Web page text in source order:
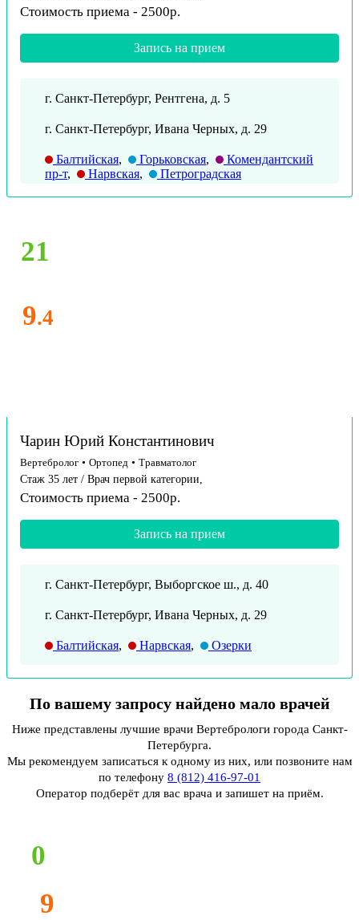
Стоимость приема - 2500р.
Запись на прием
г. Санкт-Петербург, Рентгена, д. 5
г. Санкт-Петербург, Ивана Черных, д. 29
Балтийская, Горьковская,
Комендантский
пр-т, Нарвская, Петроградская
21
9.4
Чарин Юрий Константинович
Вертебролог • Ортопед • Травматолог
Стаж 35 лет / Врач первой категории,
Стоимость приема - 2500р.
Запись на прием
г. Санкт-Петербург, Выборгское ш., д. 40
г. Санкт-Петербург, Ивана Черных, д. 29
Балтийская, Нарвская, Озерки
По вашему запросу найдено мало врачей
Ниже представлены лучшие врачи Вертебрологи города Санкт-
Петербурга.
Мы рекомендуем записаться к одному из них, или позвоните нам
по телефону 8 (812) 416-97-01
Оператор подберёт для вас врача и запишет на приём.
0
9